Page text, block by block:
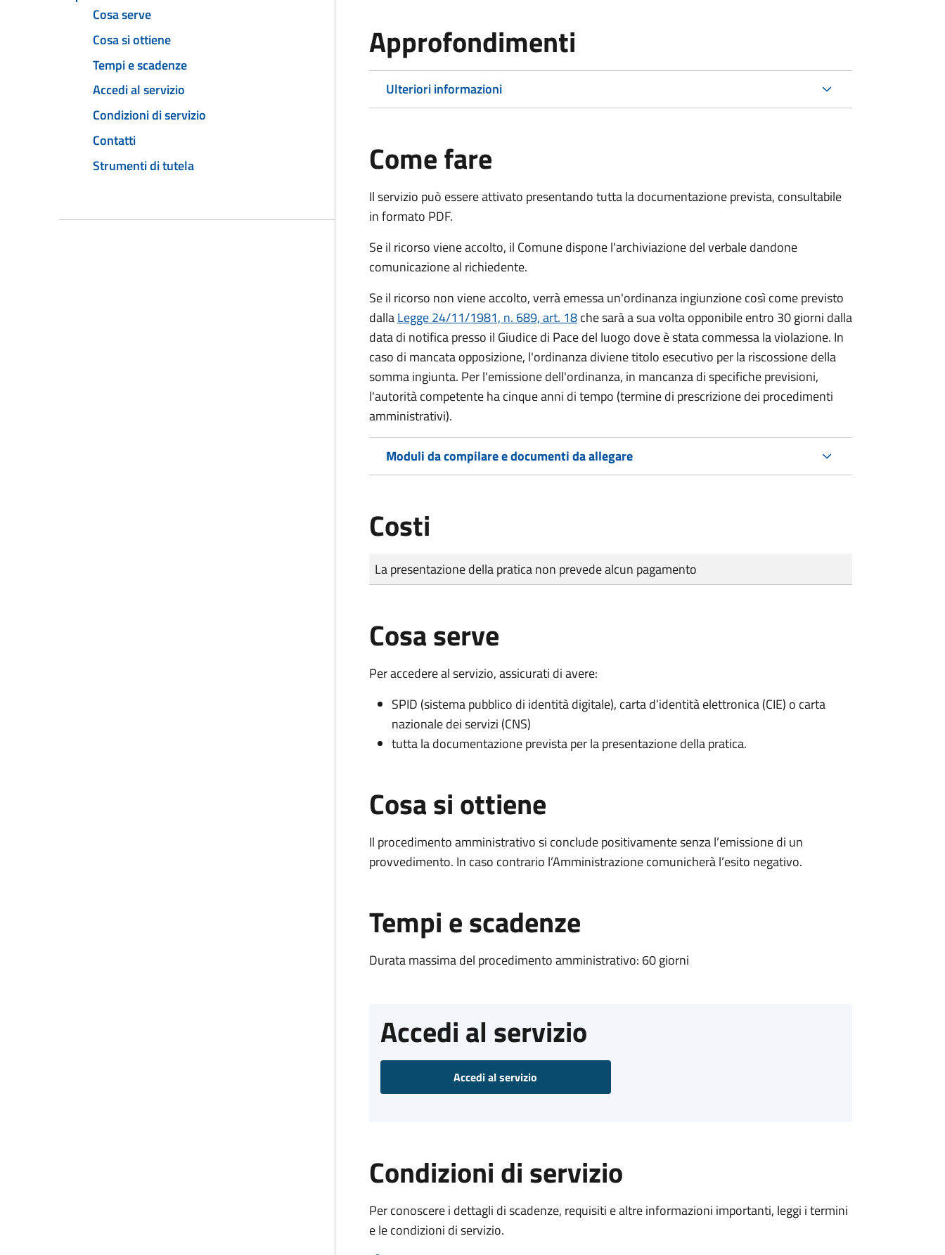
Cosa serve
Cosa si ottiene
Tempi e scadenze
Accedi al servizio
Condizioni di servizio
Contatti
Strumenti di tutela
Approfondimenti
Ulteriori informazioni
Come fare
Il servizio può essere attivato presentando tutta la documentazione prevista, consultabile
in formato PDF.
Se il ricorso viene accolto, il Comune dispone l'archiviazione del verbale dandone
comunicazione al richiedente.
Se il ricorso non viene accolto, verrà emessa un'ordinanza ingiunzione così come previsto
dallaLegge 24/11/1981, n. 689, art. 18che sarà a sua volta opponibile entro 30 giorni dalla
data di notifica presso il Giudice di Pace del luogo dove è stata commessa la violazione. In
caso di mancata opposizione, l'ordinanza diviene titolo esecutivo per la riscossione della
somma ingiunta. Per l'emissione dell'ordinanza, in mancanza di specifiche previsioni,
l'autorità competente ha cinque anni di tempo (termine di prescrizione dei procedimenti
amministrativi).
Moduli da compilare e documenti da allegare
Costi
Tipo di pagamento
Importo
La presentazione della pratica non prevede alcun pagamento
Cosa serve
Per accedere al servizio, assicurati di avere:
SPID (sistema pubblico di identità digitale), carta d’identità elettronica (CIE) o carta
nazionale dei servizi (CNS)
tutta la documentazione prevista per la presentazione della pratica.
Cosa si ottiene
Il procedimento amministrativo si conclude positivamente senza l’emissione di un
provvedimento. In caso contrario l’Amministrazione comunicherà l’esito negativo.
Tempi e scadenze
Durata massima del procedimento amministrativo: 60 giorni
Accedi al servizio
Accedi al servizio
Condizioni di servizio
Per conoscere i dettagli di scadenze, requisiti e altre informazioni importanti, leggi i termini
e le condizioni di servizio.